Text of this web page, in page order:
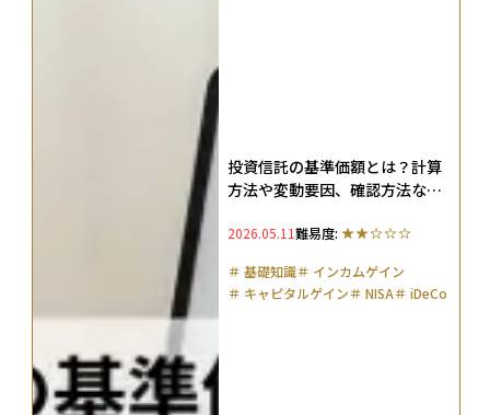
投資信託の基準価額とは？計算
方法や変動要因、確認方法など
2026.05.11難易度:
＃ 基礎知識＃ インカムゲイン
＃ キャピタルゲイン＃ NISA＃ iDeCo